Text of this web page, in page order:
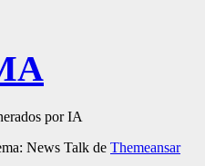
por IA
News Talk de Themeansar